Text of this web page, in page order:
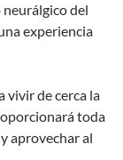
del
experiencia
vivir de cerca la
toda
aprovechar al